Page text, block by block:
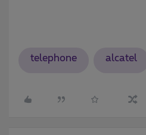
telephone alcatel